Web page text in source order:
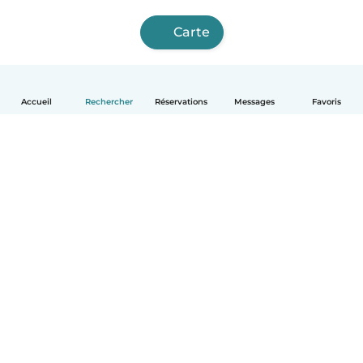
Accueil Rechercher Réservations Messages Favoris
Carte